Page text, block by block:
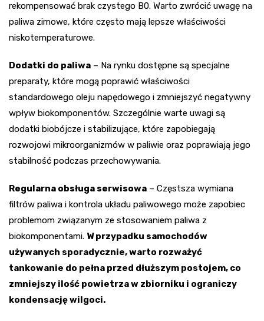
rekompensować brak czystego B0. Warto zwrócić uwagę na
paliwa zimowe, które często mają lepsze właściwości
niskotemperaturowe.
Dodatki do paliwa – Na rynku dostępne są specjalne
preparaty, które mogą poprawić właściwości
standardowego oleju napędowego i zmniejszyć negatywny
wpływ biokomponentów. Szczególnie warte uwagi są
dodatki biobójcze i stabilizujące, które zapobiegają
rozwojowi mikroorganizmów w paliwie oraz poprawiają jego
stabilność podczas przechowywania.
Regularna obsługa serwisowa – Częstsza wymiana
filtrów paliwa i kontrola układu paliwowego może zapobiec
problemom związanym ze stosowaniem paliwa z
biokomponentami. W przypadku samochodów
używanych sporadycznie, warto rozważyć
tankowanie do pełna przed dłuższym postojem, co
zmniejszy ilość powietrza w zbiorniku i ograniczy
kondensację wilgoci.